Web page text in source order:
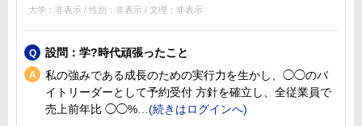
大学：非表示 / 性別：非表示 / 文理：非表示
設問：学?時代頑張ったこと
私の強みである成長のための実行力を生かし、◯◯のバ
イトリーダーとして予約受付 方針を確立し、全従業員で
売上前年比 ◯◯%